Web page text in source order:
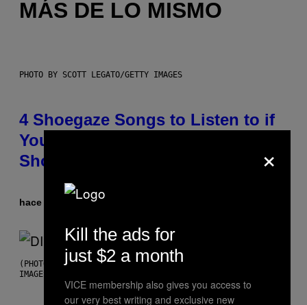
MÁS DE LO MISMO
PHOTO BY SCOTT LEGATO/GETTY IMAGES
4 Shoegaze Songs to Listen to if
You Don’t Know if You Like
Shoegaze
hace 2 horasPorStephen Andrew Galiher
(PHOTO BY ROBERTO PANUCCI – CORBIS/CORBIS VIA GETTY
IMAGES)
×
Kill the ads for
just $2 a month
VICE membership also gives you access to
our very best writing and exclusive new